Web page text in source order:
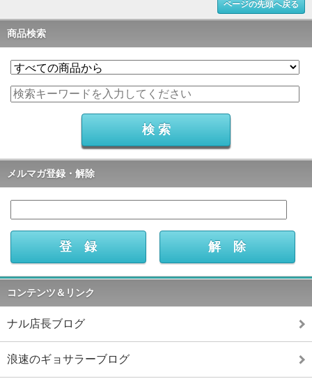
ページの先頭へ戻る
商品検索
メルマガ登録・解除
コンテンツ＆リンク
ナル店長ブログ
浪速のギョサラーブログ